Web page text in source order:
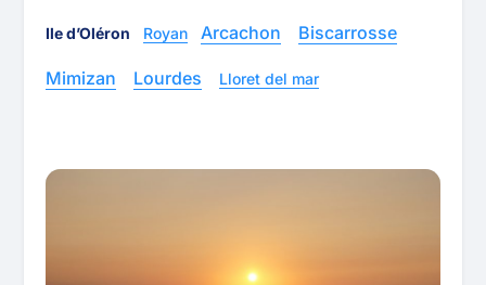
Ile d’Oléron Royan Arcachon Biscarrosse
Mimizan Lourdes Lloret del mar